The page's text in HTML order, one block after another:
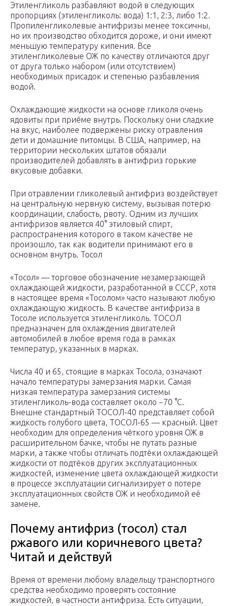
Этиленгликоль разбавляют водой в следующих
пропорциях (этиленгликоль: вода) 1:1, 2:3, либо 1:2.
Пропиленгликолевые антифризы менее токсичны,
но их производство обходится дороже, и они имеют
меньшую температуру кипения. Все
этиленгликолевые ОЖ по качеству отличаются друг
от друга только набором (или отсутствием)
необходимых присадок и степенью разбавления
водой.
Охлаждающие жидкости на основе гликоля очень
ядовиты при приёме внутрь. Поскольку они сладкие
на вкус, наиболее подвержены риску отравления
дети и домашние питомцы. В США, например, на
территории нескольких штатов обязали
производителей добавлять в антифриз горькие
вкусовые добавки.
При отравлении гликолевый антифриз воздействует
на центральную нервную систему, вызывая потерю
координации, слабость, рвоту. Одним из лучших
антифризов является 40° этиловый спирт,
распространения которого в таком качестве не
произошло, так как водители принимают его в
основном внутрь. Тосол
«Тоcол» — торговое обозначение незамерзающей
охлаждающей жидкости, разработанной в СССР, хотя
в настоящее время «Тосолом» часто называют любую
охлаждающую жидкость. В качестве антифриза в
Тосоле используется этиленгликоль. ТОСОЛ
предназначен для охлаждения двигателей
автомобилей в любое время года в рамках
температур, указанных в марках.
Числа 40 и 65, стоящие в марках Тосола, означают
начало температуры замерзания марки. Самая
низкая температура замерзания системы
этиленгликоль-вода составляет около −70 °C.
Внешне стандартный ТОСОЛ-40 представляет собой
жидкость голубого цвета, ТОСОЛ-65 — красный. Цвет
необходим для определения чёткого уровня ОЖ в
расширительном бачке, чтобы не путать разные
марки, а также чтобы отличать подтёки охлаждающей
жидкости от подтёков других эксплуатационных
жидкостей, изменение цвета охлаждающей жидкости
в процессе эксплуатации сигнализирует о потере
эксплуатационных свойств ОЖ и необходимой её
замене.
Почему антифриз (тосол) стал
ржавого или коричневого цвета?
Читай и действуй
Время от времени любому владельцу транспортного
средства необходимо проверять состояние
жидкостей, в частности антифриза. Есть ситуации,